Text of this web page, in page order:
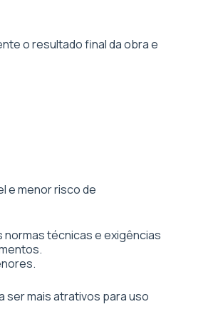
o resultado final da obra e
e menor risco de
técnicas e exigências
ser mais atrativos para uso